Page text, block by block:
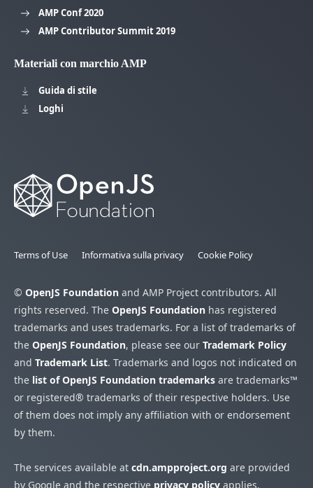
AMP Conf 2020
AMP Contributor Summit 2019
Materiali con marchio AMP
Guida di stile
Loghi
Terms of Use Informativa sulla privacy Cookie Policy
© OpenJS Foundation and AMP Project contributors. All
rights reserved. The OpenJS Foundation has registered
trademarks and uses trademarks. For a list of trademarks of
the OpenJS Foundation, please see our Trademark Policy
and Trademark List. Trademarks and logos not indicated on
the list of OpenJS Foundation trademarks are trademarks™
or registered® trademarks of their respective holders. Use
of them does not imply any affiliation with or endorsement
by them.
The services available at cdn.ampproject.org are provided
by Google and the respective privacy policy applies.